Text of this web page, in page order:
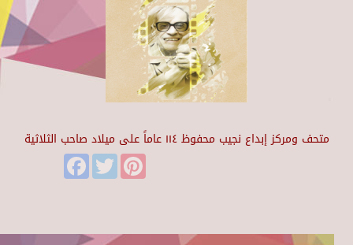
متحف ومركز إبداع نجيب محفوظ ١١٤ عاماً على ميلاد صاحب الثلاثية
FacebookTwitter